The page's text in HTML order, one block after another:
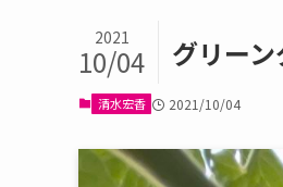
グリー
2021
10/04
清水宏香 2021/10/04